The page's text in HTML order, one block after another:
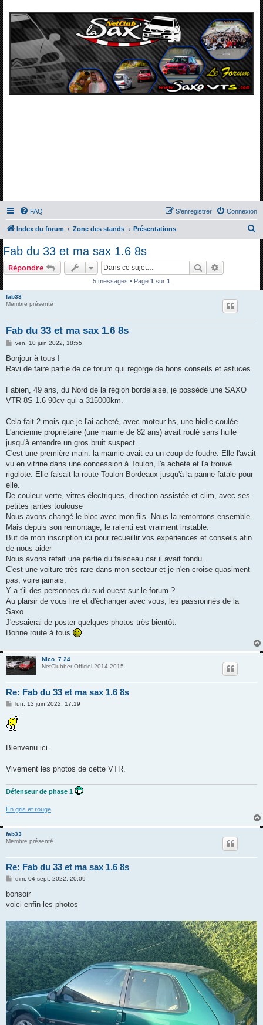
FAQ Connexion
S’enregistrer
Index du forum Zone des stands Présentations
Fab du 33 et ma sax 1.6 8s
Répondre RechercherRecherche
5 messages • Page 1 sur 1
fab33
Membre présenté
Fab du 33 et ma sax 1.6 8s
M
s
a
ven. 10 juin 2022, 18:55
Bonjour à tous !
Ravi de faire partie de ce forum qui regorge de bons conseils et astuces
Fabien, 49 ans, du Nord de la région bordelaise, je possède une SAXO
VTR 8S 1.6 90cv qui a 315000km.
Cela fait 2 mois que je l'ai acheté, avec moteur hs, une bielle coulée.
L'ancienne propriétaire (une mamie de 82 ans) avait roulé sans huile
jusqu'à entendre un gros bruit suspect.
C'est une première main. la mamie avait eu un coup de foudre. Elle l'avait
vu en vitrine dans une concession à Toulon, l'a acheté et l'a trouvé
rigolote. Elle faisait la route Toulon Bordeaux jusqu'à la panne fatale pour
elle.
De couleur verte, vitres électriques, direction assistée et clim, avec ses
petites jantes toulouse
Nous avons changé le bloc avec mon fils. Nous la remontons ensemble.
Mais depuis son remontage, le ralenti est vraiment instable.
But de mon inscription ici pour recueillir vos expériences et conseils afin
de nous aider
Nous avons refait une partie du faisceau car il avait fondu.
C'est une voiture très rare dans mon secteur et je n'en croise quasiment
pas, voire jamais.
Y a t'il des personnes du sud ouest sur le forum ?
Au plaisir de vous lire et d'échanger avec vous, les passionnés de la
Saxo
J'essaierai de poster quelques photos très bientôt.
Bonne route à tous
Nico_7.24
NetClubber Officiel 2014-2015
Re: Fab du 33 et ma sax 1.6 8s
M
s
s
a
e
lun. 13 juin 2022, 17:19
Bienvenu ici.
Vivement les photos de cette VTR.
Défenseur de phase 1
En gris et rouge
fab33
Membre présenté
Re: Fab du 33 et ma sax 1.6 8s
M
s
a
e
dim. 04 sept. 2022, 20:09
bonsoir
voici enfin les photos